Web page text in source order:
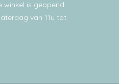
winkel is geopend
van 11u tot